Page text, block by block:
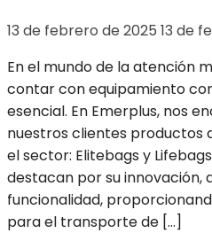
13 de febrero de 2025 13 de
En el mundo de la atención
contar con equipamiento
esencial. En Emerplus, nos
nuestros clientes productos
el sector: Elitebags y
destacan por su innovación,
funcionalidad,
para el transporte de […]